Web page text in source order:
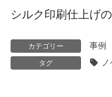
シルク印刷仕上げ
カテゴリー 事例
タグ